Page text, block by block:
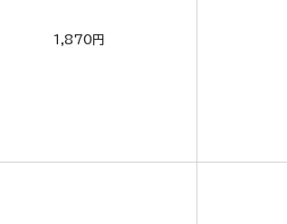
1,870円